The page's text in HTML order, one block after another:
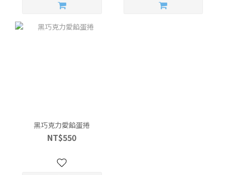
黑巧克力愛餡蛋捲
NT$550